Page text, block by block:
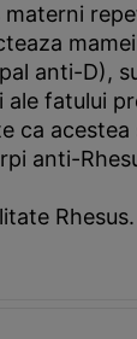
anti-D),
ale fatului
ca
anti-
Rhesus.